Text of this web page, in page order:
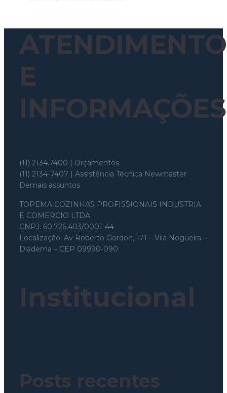
ATENDIMENTO
E
INFORMAÇÕES
(11) 2134.7400 | Orçamentos
(11) 2134-7407 | Assistência Técnica Newmaster
Demais assuntos
TOPEMA COZINHAS PROFISSIONAIS INDUSTRIA
E COMERCIO LTDA
CNPJ: 60.726.403/0001-44
Localização: Av Roberto Gordon, 171 – Vila Nogueira –
Diadema – CEP 09990-090
Institucional
Posts recentes